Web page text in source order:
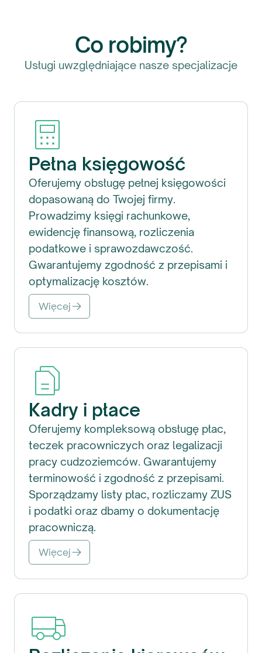
Co robimy?
Usługi uwzględniające nasze specjalizacje
Pełna księgowość
Oferujemy obsługę pełnej księgowości
dopasowaną do Twojej firmy.
Prowadzimy księgi rachunkowe,
ewidencję finansową, rozliczenia
podatkowe i sprawozdawczość.
Gwarantujemy zgodność z przepisami i
optymalizację kosztów.
Więcej
Kadry i płace
Oferujemy kompleksową obsługę płac,
teczek pracowniczych oraz legalizacji
pracy cudzoziemców. Gwarantujemy
terminowość i zgodność z przepisami.
Sporządzamy listy płac, rozliczamy ZUS
i podatki oraz dbamy o dokumentację
pracowniczą.
Więcej